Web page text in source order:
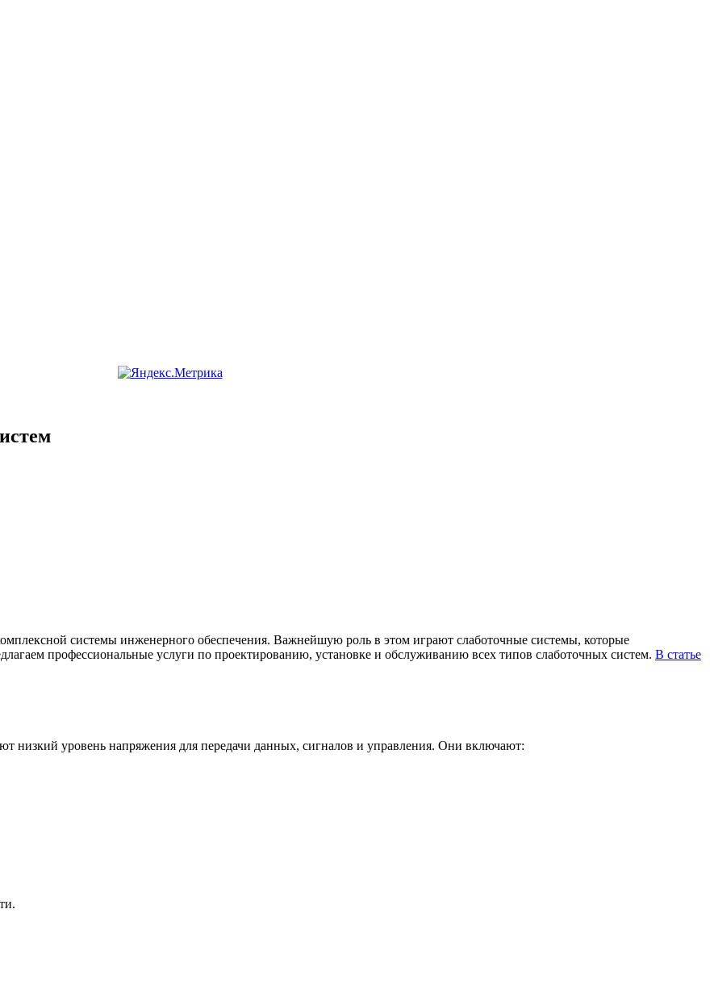
системы инженерного обеспечения. Важнейшую роль в этом играют слаботочные системы, которые
профессиональные услуги по проектированию, установке и обслуживанию всех типов слаботочных систем. В статье
низкий уровень напряжения для передачи данных, сигналов и управления. Они включают: